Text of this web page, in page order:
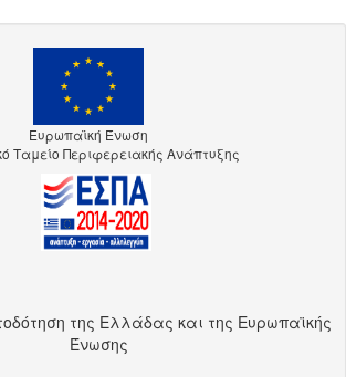
Ευρωπαϊκή Ένωση
Ταμείο Περιφερειακής Ανάπτυξης
της Ελλάδας και της Ευρωπαϊκής
Ένωσης